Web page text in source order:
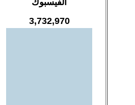
الفيسبوك
3,732,970